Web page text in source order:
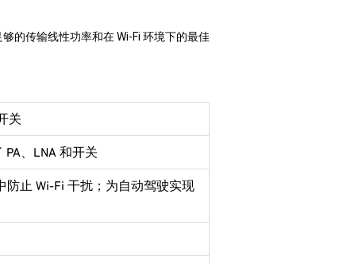
够的传输线性功率和在Wi-Fi 环境下的最佳
关
PA、 LNA 和开关
防止 Wi-Fi 干扰；为自动驾驶实现